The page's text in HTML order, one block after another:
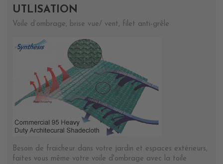
UTLISATION
Voile d’ombrage, brise vue/ vent, filet anti-grêle
Besoin de fraicheur dans votre jardin et espaces extérieurs,
faites vous même votre voile d'ombrage avec la toile